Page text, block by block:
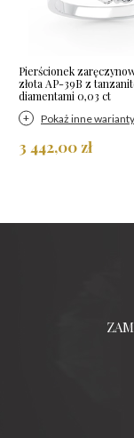
Pierścionek
złota AP-39B z
diamentami 0,03 ct
Pokaż inne warianty
3 442,00 zł